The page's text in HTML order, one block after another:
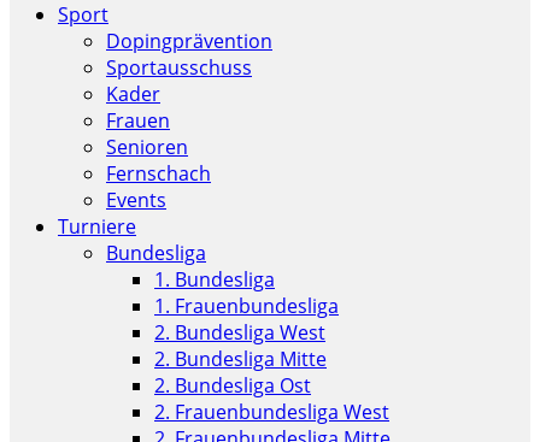
Sport
Dopingprävention
Sportausschuss
Kader
Frauen
Senioren
Fernschach
Events
Turniere
Bundesliga
1. Bundesliga
1. Frauenbundesliga
2. Bundesliga West
2. Bundesliga Mitte
2. Bundesliga Ost
2. Frauenbundesliga West